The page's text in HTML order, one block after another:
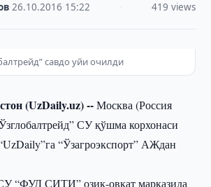
·26.10.2016 15:22 419 views
савдо уйи очилди
(UzDaily.uz) --Москва (Россия
СУ қўшма корхонаси
“Ўзагроэкспорт” АЖдан
“ФУД СИТИ” озиқ-овқат марказида